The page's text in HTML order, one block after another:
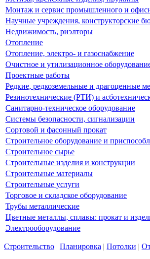
Монтаж и сервис промышленного и
Научные учреждения, конструкторские
Недвижимость, риэлторы
Отопление
Отопление, электро- и газоснабжение
Очистное и утилизационное
Проектные работы
Редкие, редкоземельные и драгоценные
Резинотехнические (РТИ) и
Санитарно-техническое оборудование
Системы безопасности, сигнализации
Сортовой и фасонный прокат
Строительное оборудование и
Строительное сырье
Строительные изделия и конструкции
Строительные материалы
Строительные услуги
Торговое и складское оборудование
Трубы металлические
Цветные металлы, сплавы: прокат и
Электрооборудование
Строительство | Планировка | Потолки |